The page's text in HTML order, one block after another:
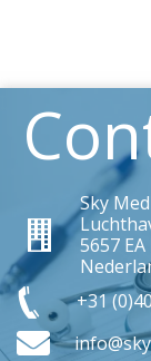
Sky Medical
Sky
5657
+31 (0)40 235 0103
+31
mail